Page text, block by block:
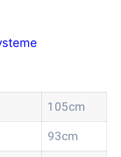
105cm
93cm